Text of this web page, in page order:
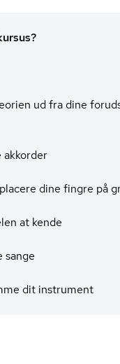
ud fra dine
dine fingre på
at kende
sange
dit instrument